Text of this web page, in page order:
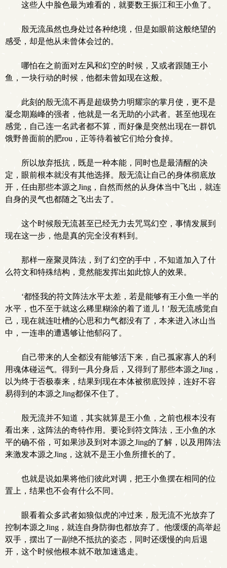
这些人中脸色最为难看的，就要数王振江和王小鱼了。
殷无流虽然也身处过各种绝境，但是如眼前这般绝望的
感受，却是他从未曾体会过的。
哪怕在之前面对左风和幻空的时候，又或者跟随王小
鱼，一块行动的时候，他都未曾如现在这般。
此刻的殷无流不再是超级势力明耀宗的掌月使，更不是
凝念期巅峰的强者，他就是一名无助的小武者。甚至他现在
感觉，自己连一名武者都不算，而好像是突然出现在一群饥
饿野兽面前的肥rou，正等待着被它们给分食掉。
所以放弃抵抗，既是一种本能，同时也是最清醒的决
定，眼前根本就没有其他选择。殷无流让自己的身体彻底放
开，任由那些本源之Jing，自然而然的从身体当中飞出，就连
自身的灵气也都随之飞出去了。
这个时候殷无流甚至已经无力去咒骂幻空，事情发展到
现在这一步，他是真的完全没有料到。
那样一座聚灵阵法，到了幻空的手中，不知道加入了什
么符文和特殊结构，竟然能发挥出如此惊人的效果。
‘都怪我的符文阵法水平太差，若是能够有王小鱼一半的
水平，也不至于就这么稀里糊涂的着了道儿！’殷无流感觉自
己，现在就连吐槽的心思和力气都没有了，本来进入冰山当
中，一连串的遭遇够让他郁闷了。
自己带来的人全都没有能够活下来，自己孤家寡人的利
用魂体碰运气。得到一具分身后，又得到了那些本源之Jing，
以为终于否极泰来，结果到现在本体被彻底毁掉，连好不容
易得到的本源之Jing都保不住了。
殷无流并不知道，其实就算是王小鱼，之前也根本没有
看出来，这阵法的奇特作用。要论到符文阵法，王小鱼的水
平的确不俗，可如果涉及到对本源之Jing的了解，以及用阵法
来激发本源之Jing，这就不是王小鱼所擅长的了。
也就是说如果将他们彼此对调，把王小鱼摆在相同的位
置上，结果也不会有什么不同。
眼看着众多武者如狼似虎的冲过来，殷无流不光放弃了
控制本源之Jing，就连自身防御也都放弃了。他缓缓的高举起
双手，摆出了一副绝不抵抗的姿态，同时还缓慢的向后退
开，这个时候他根本就不敢加速逃走。